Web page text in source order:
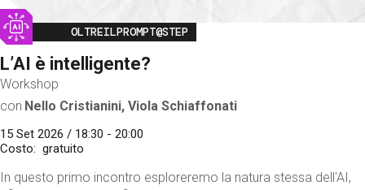
Image
OLTREILPROMPT@STEP
L’AI è intelligente?
Workshop
con Nello Cristianini, Viola Schiaffonati
15 Set 2026 / 18:30 - 20:00
Costo
gratuito
In questo primo incontro esploreremo la natura stessa dell'AI,